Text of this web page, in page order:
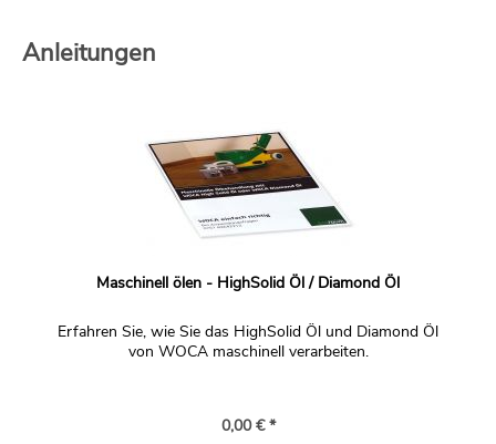
Anleitungen
Maschinell ölen - HighSolid Öl / Diamond Öl
Erfahren Sie, wie Sie das HighSolid Öl und Diamond Öl
von WOCA maschinell verarbeiten.
0,00 € *